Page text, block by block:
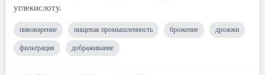
углекислоту.
пивоварение пищевая промышленность брожение дрожжи
фильтрация дображивание